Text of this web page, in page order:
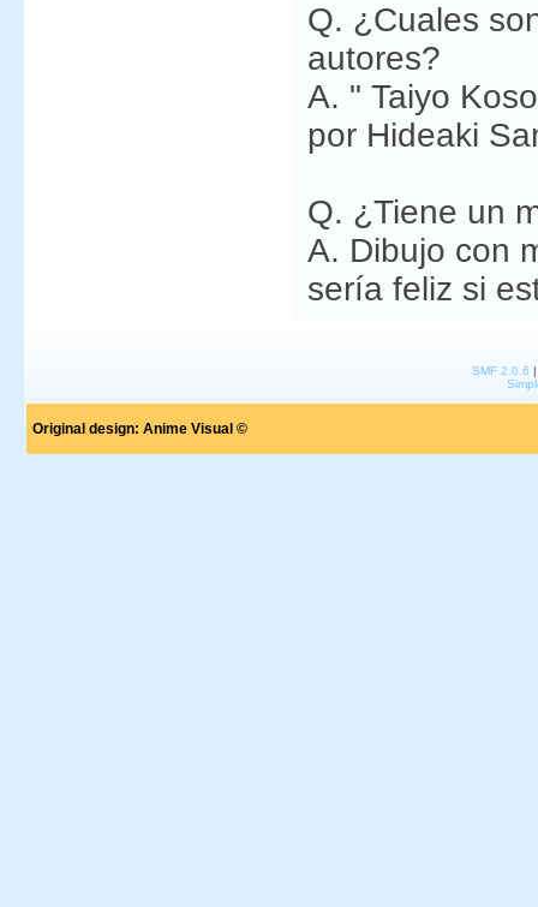
Q. ¿Cuales
autores?
A. " Taiyo
por Hideaki
Q. ¿Tiene un
A. Dibujo con
sería feliz si
SMF 2.0.6
Original design: Anime Visual ©